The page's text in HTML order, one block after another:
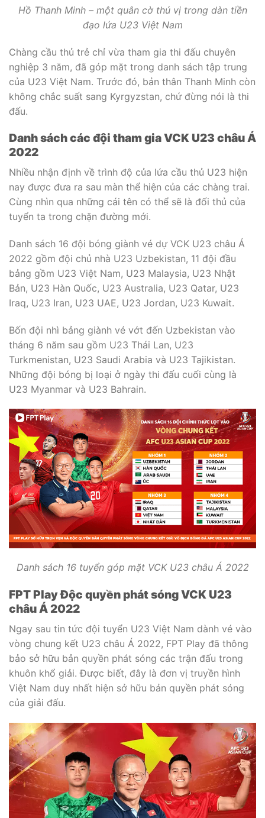
Hồ Thanh Minh – một quân cờ thú vị trong dàn tiền
đạo lứa U23 Việt Nam
Chàng cầu thủ trẻ chỉ vừa tham gia thi đấu chuyên
nghiệp 3 năm, đã góp mặt trong danh sách tập trung
của U23 Việt Nam. Trước đó, bản thân Thanh Minh còn
không chắc suất sang Kyrgyzstan, chứ đừng nói là thi
đấu.
Danh sách các đội tham giaVCK U23 châu Á
2022
Nhiều nhận định về trình độ của lứa cầu thủ U23 hiện
nay được đưa ra sau màn thể hiện của các chàng trai.
Cùng nhìn qua những cái tên có thể sẽ là đối thủ của
tuyển ta trong chặn đường mới.
Danh sách 16 đội bóng giành vé dự VCK U23 châu Á
2022 gồm đội chủ nhà U23 Uzbekistan, 11 đội đầu
bảng gồm U23 Việt Nam, U23 Malaysia, U23 Nhật
Bản, U23 Hàn Quốc, U23 Australia, U23 Qatar, U23
Iraq, U23 Iran, U23 UAE, U23 Jordan, U23 Kuwait.
Bốn đội nhì bảng giành vé vớt đến Uzbekistan vào
tháng 6 năm sau gồm U23 Thái Lan, U23
Turkmenistan, U23 Saudi Arabia và U23 Tajikistan.
Những đội bóng bị loại ở ngày thi đấu cuối cùng là
U23 Myanmar và U23 Bahrain.
Danh sách 16 tuyển góp mặt VCK U23 châu Á 2022
FPT Play Độc quyền phát sóng VCK U23
châu Á 2022
Ngay sau tin tức đội tuyển U23 Việt Nam dành vé vào
vòng chung kết U23 châu Á 2022, FPT Play đã thông
bảo sở hữu bản quyền phát sóng các trận đấu trong
khuôn khổ giải. Được biết, đây là đơn vị truyền hình
Việt Nam duy nhất hiện sở hữu bản quyền phát sóng
của giải đấu.